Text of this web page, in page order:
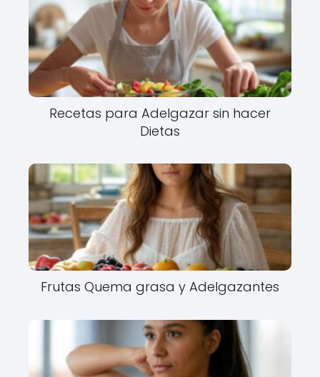
Recetas para Adelgazar sin hacer
Dietas
Frutas Quema grasa y Adelgazantes